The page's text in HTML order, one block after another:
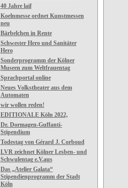
40 Jahre laif
Koelnmesse ordnet Kunstmessen
neu
Bärbelchen in Rente
Schwester Hero und Sanitäter
Hero
Sonderprogramm der Kölner
Museen zum Weltfrauentag
Sprachportal online
Neues Volkstheater aus dem
Automaten
wir wollen reden!
EDITIONALE Köln 2022,
Dr. Dormagen-Guffanti-
Stipendium
Todestag von Gérard J. Corboud
LVR zeichnet Kölner Lesben- und
Schwulentag e.V.aus
Das „Atelier Galata“
Stipendienprogramm der Stadt
Köln